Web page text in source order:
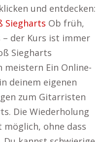
und entdecken:
Siegharts Ob früh,
der Kurs ist immer
Siegharts
meistern Ein Online-
deinem eigenen
zum Gitarristen
Die Wiederholung
ohne dass